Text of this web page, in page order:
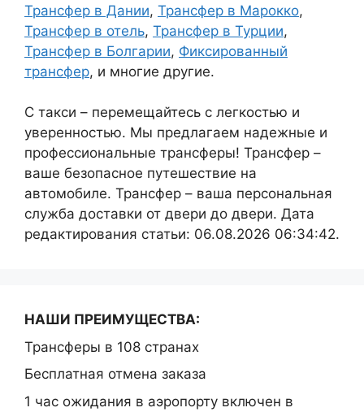
Трансфер в Дании, Трансфер в Марокко,
Трансфер в отель, Трансфер в Турции,
Трансфер в Болгарии, Фиксированный
трансфер, и многие другие.
С такси – перемещайтесь с легкостью и
уверенностью. Мы предлагаем надежные и
профессиональные трансферы! Трансфер –
ваше безопасное путешествие на
автомобиле. Трансфер – ваша персональная
служба доставки от двери до двери. Дата
редактирования статьи: 06.08.2026 06:34:42.
НАШИ ПРЕИМУЩЕСТВА:
Трансферы в 108 странах
Бесплатная отмена заказа
1 час ожидания в аэропорту включен в